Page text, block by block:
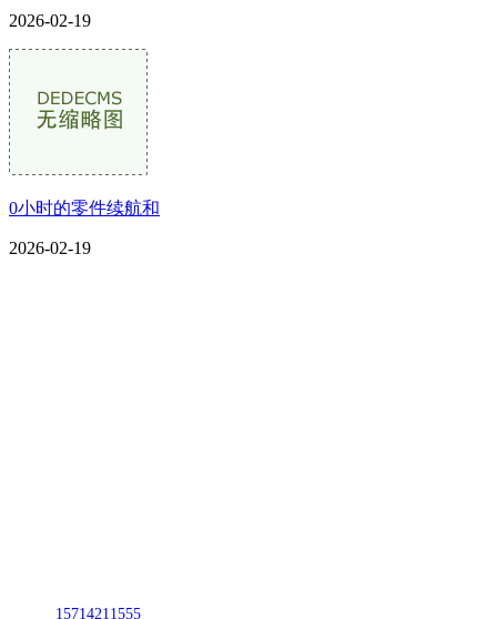
2026-02-19
0小时的零件续航和
2026-02-19
15714211555